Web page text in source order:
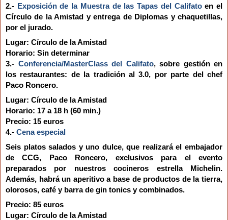
2.- Exposición de la Muestra de las Tapas del Califatoen el
Círculo de la Amistad y entrega de Diplomas y chaquetillas,
por el jurado.
Lugar: Círculo de la Amistad
Horario: Sin determinar
3.- Conferencia/MasterClass del Califato, sobre gestión en
los restaurantes: de la tradición al 3.0, por parte del chef
Paco Roncero.
Lugar: Círculo de la Amistad
Horario: 17 a 18 h (60 min.)
Precio: 15 euros
4.- Cena especial
Seis platos salados y uno dulce, que realizará el embajador
de CCG, Paco Roncero, exclusivos para el evento
preparados por nuestros cocineros estrella Michelin.
Además, habrá un aperitivo a base de productos de la tierra,
olorosos, café y barra de gin tonics y combinados.
Precio: 85 euros
Lugar: Círculo de la Amistad